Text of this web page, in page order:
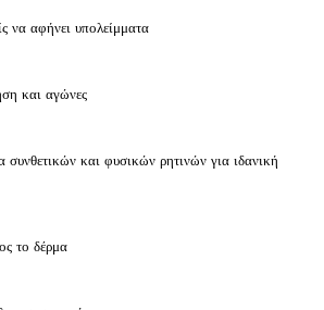
να αφήνει υπολείμματα
και αγώνες
και φυσικών ρητινών για ιδανική
το δέρμα